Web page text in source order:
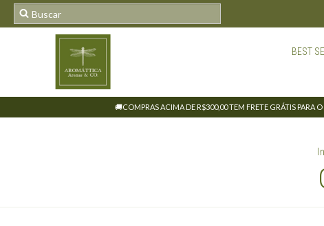
BEST
🚚COMPRAS ACIMA DE R$300,00 TEM FRETE GRÁTIS PARA